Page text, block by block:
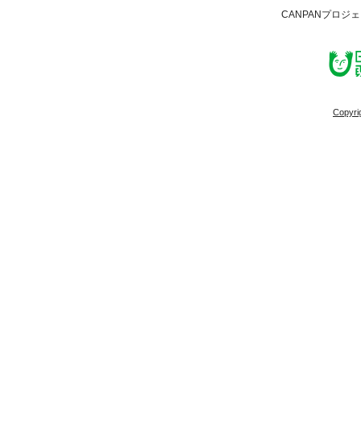
CANPANプロジ